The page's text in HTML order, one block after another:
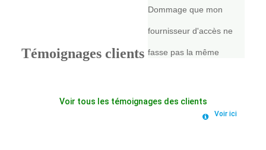
Témoignages clients
fournisseur d'accès ne
fasse pas la même
chose... Merci à vous.
Dépanné dans la journée
Voir tous les témoignages des clients
Voir ici